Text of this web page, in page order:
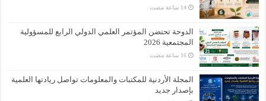
الدوحة تحتضن المؤتمر العلمي الدولي الرابع للمسؤولية
المجتمعية 2026
المجلة الأردنية للمكتبات والمعلومات تواصل ريادتها العلمية
بإصدار جديد